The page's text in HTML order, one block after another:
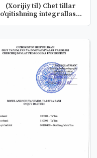
(Xorijiy til) Chet tillar
o'qitishning integrallas...